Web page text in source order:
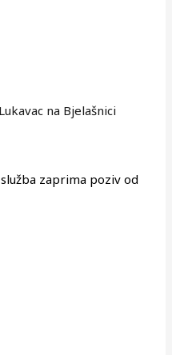
na Bjelašnici
zaprima poziv od